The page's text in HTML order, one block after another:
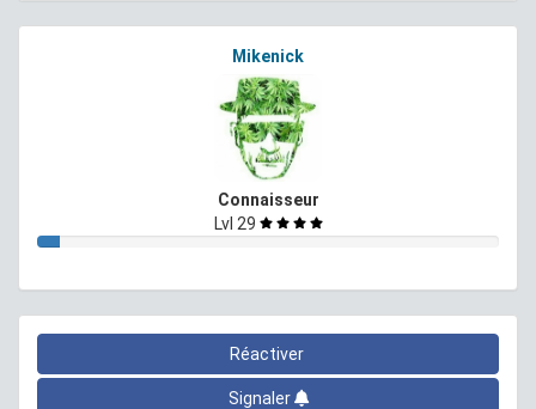
Mikenick
Connaisseur
Lvl 29
Réactiver
Signaler